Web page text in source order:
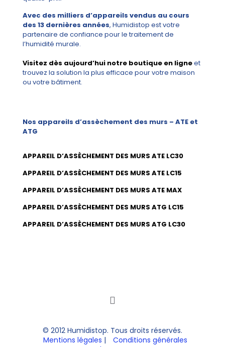
Avec des milliers d’appareils vendus au cours
des 13 dernières années, Humidistop est votre
partenaire de confiance pour le traitement de
l’humidité murale.
Visitez dès aujourd’hui notre boutique en ligneet
trouvez la solution la plus efficace pour votre maison
ou votre bâtiment.
Nos appareils d’assèchement des murs – ATE et
ATG
APPAREIL D’ASSÈCHEMENT DES MURS ATE LC30
APPAREIL D’ASSÈCHEMENT DES MURS ATE LC15
APPAREIL D’ASSÈCHEMENT DES MURS ATE MAX
APPAREIL D’ASSÈCHEMENT DES MURS ATG LC15
APPAREIL D’ASSÈCHEMENT DES MURS ATG LC30
© 2012 Humidistop. Tous droits réservés.
Mentions légales |
Conditions générales